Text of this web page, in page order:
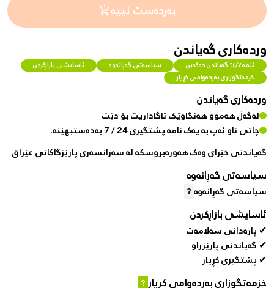
بەردەست نییە
وردەکاری گەیاندن
ئێمە ٢٤/٧ گەیاندن دەکەین سیاسەتی گەڕانەوە
ئاسایشی بازاڕکردن
خزمەتگوزاری بەردەوامی کڕیار
وردەکاری گەیاندن
لەگەڵ هەموو هەنگاوێک ئاگاداریت بۆ دێت
چاتی ناو ئەپ بە یەک نامە پشتگیری 24 / 7 بەدەستبهێنە.
گەیاندنی خێرای وەک هەورەبروسکە لە سەرانسەری پارێزگاکانی عێراق
سیاسەتی گەڕانەوە
سیاسەتی گەڕانەوە?
ئاسایشی بازاڕکردن
✔ پارەدانی سەلامەت
✔ گەیاندنی پارێزراو
✔ پشتگیری کڕیار
خزمەتگوزاری بەردەوامی کڕیار?